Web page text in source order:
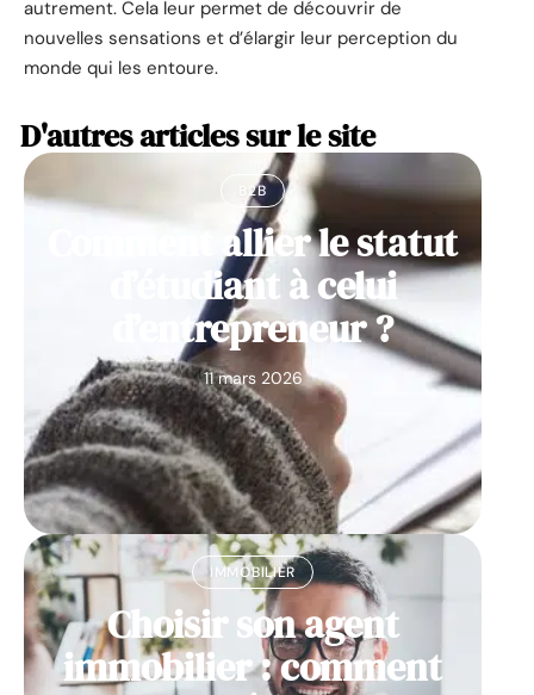
autrement. Cela leur permet de découvrir de
nouvelles sensations et d’élargir leur perception du
monde qui les entoure.
D'autres articles sur le site
B2B
Comment allier le statut
d’étudiant à celui
d’entrepreneur ?
11 mars 2026
IMMOBILIER
Choisir son agent
immobilier : comment